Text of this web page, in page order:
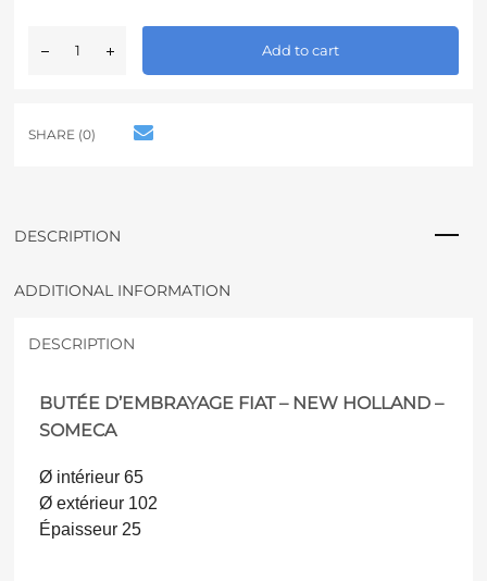
Add to cart
SHARE (0)
DESCRIPTION
ADDITIONAL INFORMATION
DESCRIPTION
BUTÉE D’EMBRAYAGE FIAT – NEW HOLLAND –
SOMECA
Ø intérieur 65
Ø extérieur 102
Épaisseur 25